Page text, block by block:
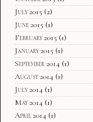
July 2015 (2)
June 2015 (1)
February 2015 (1)
January 2015 (1)
September 2014 (1)
August 2014 (1)
July 2014 (1)
May 2014 (1)
April 2014 (1)